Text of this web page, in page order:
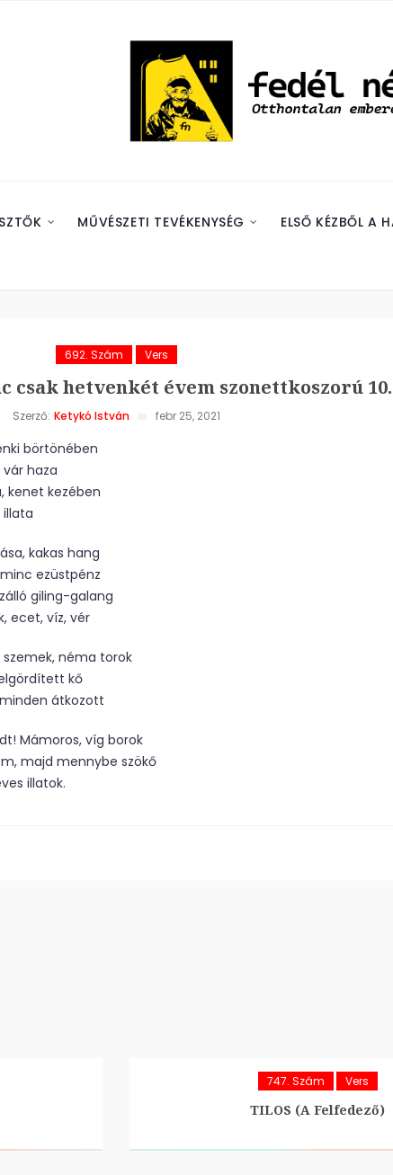
MŰVÉSZETI TEVÉKENYSÉG ELSŐ KÉZBŐL A
692. Szám Vers
csak hetvenkét évem szonettkoszorú 10.
Szerző: Ketykó István febr 25, 2021
börtönében
haza
kenet kezében
illata
kakas hang
ezüstpénz
giling-galang
ecet, víz, vér
néma torok
kő
átkozott
Mámoros, víg borok
majd mennybe szökő
illatok.
747. Szám Vers
TILOS (A Felfedező)